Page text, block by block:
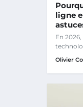
ligne
En
ligne
Olivier